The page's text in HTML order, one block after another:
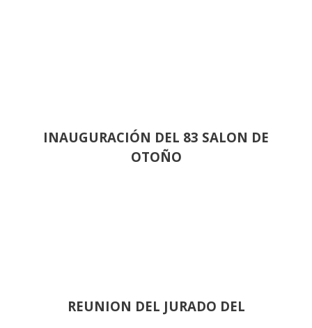
INAUGURACIÓN DEL 83 SALON DE
OTOÑO
REUNION DEL JURADO DEL